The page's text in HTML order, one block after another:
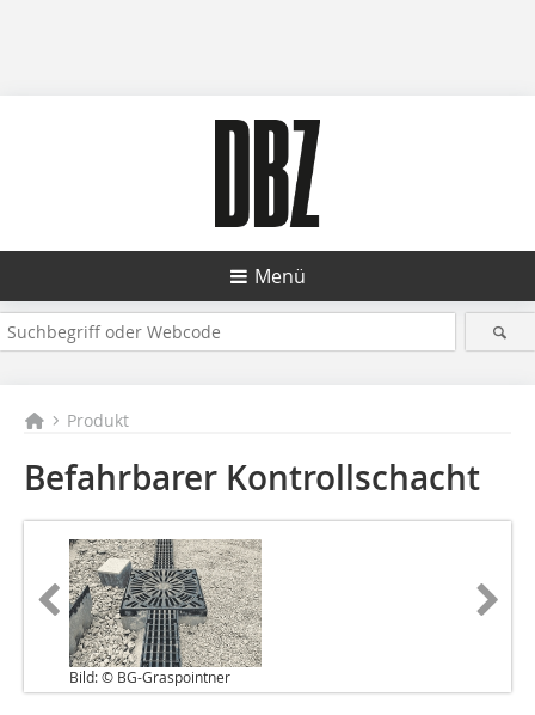
Menü
Produkt
Befahrbarer Kontrollschacht
Bild: © BG-Graspointner